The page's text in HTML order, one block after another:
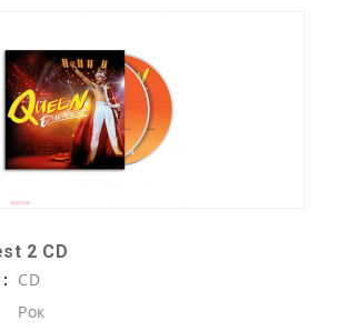
2 CD
CD
Рок